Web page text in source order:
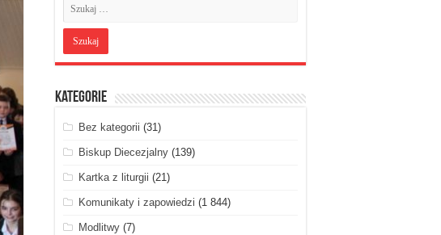
Kategorie
Bez kategorii (31)
Biskup Diecezjalny(139)
Kartka z liturgii (21)
Komunikaty i zapowiedzi (1 844)
Modlitwy(7)